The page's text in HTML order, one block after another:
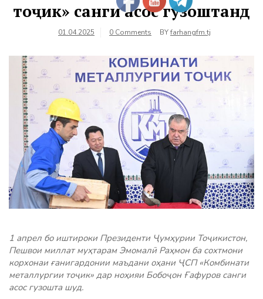
тоҷик» санги асос гузоштанд
01.04.2025 0 Comments BYfarhangfm.tj
1 апрел бо иштироки Президенти Ҷумҳурии Тоҷикистон,
Пешвои миллат муҳтарам Эмомалӣ Раҳмон ба сохтмони
корхонаи ғанигардонии маъдани оҳани ҶСП «Комбинати
металлургии тоҷик» дар ноҳияи Бобоҷон Ғафуров санги
асос гузошта шуд.